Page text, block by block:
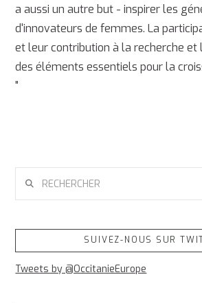
a aussi un autre but - inspirer les
d'innovateurs de femmes. La
et leur contribution à la recherche et
des éléments essentiels pour la
"
SUIVEZ-NOUS SUR
Tweets by @OccitanieEurope